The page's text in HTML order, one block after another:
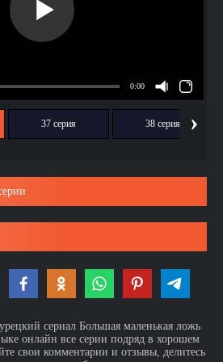
37 серия 38 серия ›
сериал Большая маленькая ложь
онлайн все серии подряд в хорошем
свои комментарии и отзывы, делитесь